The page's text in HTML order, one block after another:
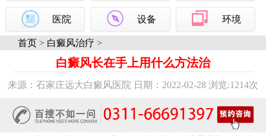
医院 设备 环境
首页 > 白癜风治疗 >
白癜风长在手上用什么方法治
来源：石家庄远大白癜风医院 日期：2022-02-28 浏览:1214次